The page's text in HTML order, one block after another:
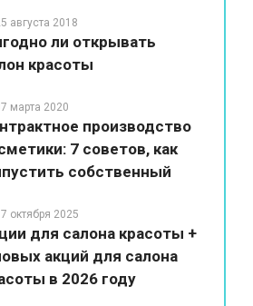
августа 2018
ли открывать
красоты
марта 2020
производство
7 советов, как
собственный
октября 2025
для салона красоты +
акций для салона
в 2026 году